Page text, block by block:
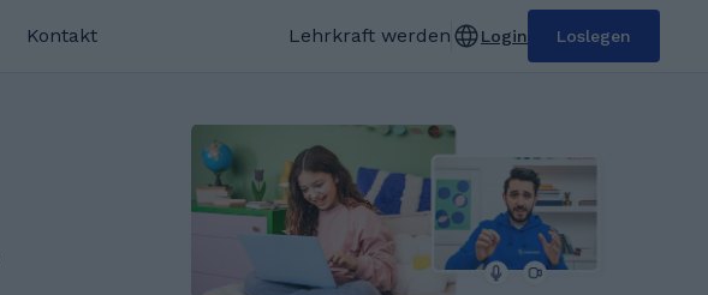
Kontakt Lehrkraft werden Login Loslegen